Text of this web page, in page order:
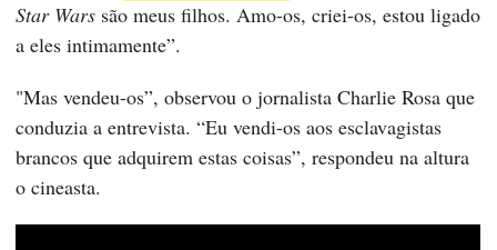
Star Wars são meus filhos. Amo-os, criei-os, estou ligado
a eles intimamente”.
"Mas vendeu-os”, observou o jornalista Charlie Rosa que
conduzia a entrevista. “Eu vendi-os aos esclavagistas
brancos que adquirem estas coisas”, respondeu na altura
o cineasta.